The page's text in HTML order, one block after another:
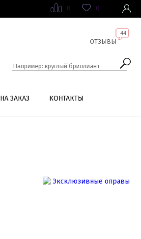
0 0
ОТЗЫВЫ
44
НА ЗАКАЗ КОНТАКТЫ